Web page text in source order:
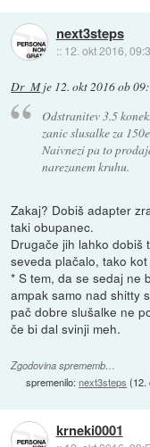
next3steps
:: 12. okt 2016,
Dr_Mje 12. okt 2016 ob
Odstranitev 3.5
zanic slusalke za
Naivnezi pa to
narezanem kruhu.
Zakaj? Dobiš adapter
taki obupanec.
Drugače jih lahko dobiš
seveda plačalo, tako
* S tem, da se sedaj ne
ampak samo nad shitty
pač dobre slušalke ne
če bi dal svinji meh.
Zgodovina sprememb…
spremenilo:next3steps (12.
krneki0001